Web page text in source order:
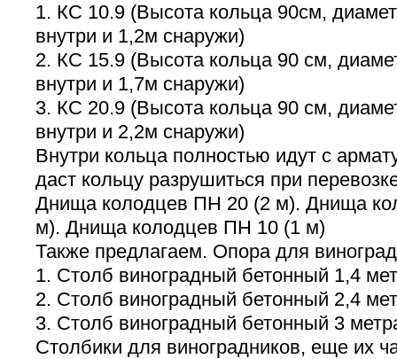
1. КС 10.9 (Высота кольца 90см,
внутри и 1,2м снаружи)
2. КС 15.9 (Высота кольца 90 см,
внутри и 1,7м снаружи)
3. КС 20.9 (Высота кольца 90 см,
внутри и 2,2м снаружи)
Внутри кольца полностью идут с
даст кольцу разрушиться при
Днища колодцев ПН 20 (2 м). Днища
м). Днища колодцев ПН 10 (1 м)
Также предлагаем. Опора для
1. Столб виноградный бетонный 1,4
2. Столб виноградный бетонный 2,4
3. Столб виноградный бетонный 3
Столбики для виноградников, еще их